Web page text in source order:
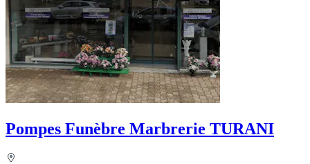
Pompes Funèbre Marbrerie TURANI